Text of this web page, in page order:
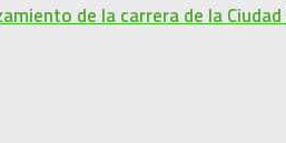
de la carrera de la